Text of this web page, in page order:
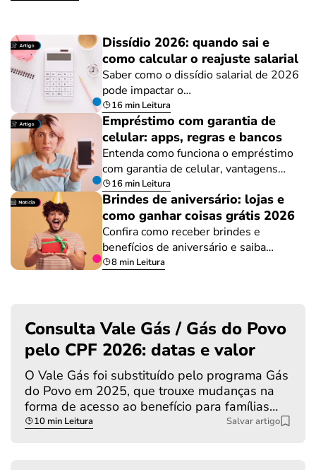
Dissídio 2026: quando sai e
como calcular o reajuste salarial
Saber como o dissídio salarial de 2026
pode impactar o…
16 min Leitura
Empréstimo com garantia de
celular: apps, regras e bancos
Entenda como funciona o empréstimo
com garantia de celular, vantagens…
16 min Leitura
Brindes de aniversário: lojas e
como ganhar coisas grátis 2026
Confira como receber brindes e
benefícios de aniversário e saiba…
8 min Leitura
Consulta Vale Gás / Gás do Povo
pelo CPF 2026: datas e valor
O Vale Gás foi substituído pelo programa Gás
do Povo em 2025, que trouxe mudanças na
forma de acesso ao benefício para famílias…
10 min Leitura Salvar artigo